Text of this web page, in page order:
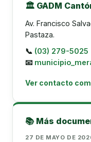
🏛️ GADM
Av. Francisco
Pastaza.
📞 (03) 279-5025
📧
Ver contacto
📚 Más
27 DE MAYO DE